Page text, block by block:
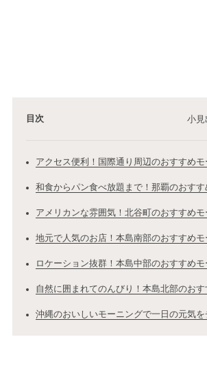
目次 小見
アクセス便利！国際通り周辺のおすすめ
和食からパン食べ放題まで！那覇のおす
アメリカンな雰囲気！北谷町のおすすめ
地元で人気のお店！本島南部のおすすめ
ロケーション抜群！本島中部のおすすめ
自然に囲まれてのんびり！本島北部のお
沖縄のおいしいモーニングで一日の元気を